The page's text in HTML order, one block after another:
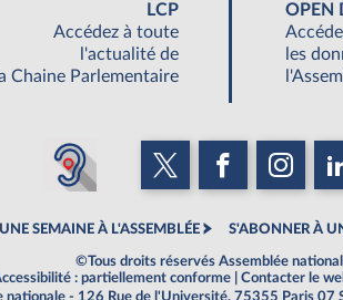
LCP
Accédez à toute
l'actualité de
Chaine Parlementaire
OPEN
les
UNE SEMAINE À L'ASSEMBLÉE S'ABONNER À
©Tous droits réservés Assemblée
: partiellement conforme Contacter le
nationale - 126 Rue de l'Université, 75355 Paris 07